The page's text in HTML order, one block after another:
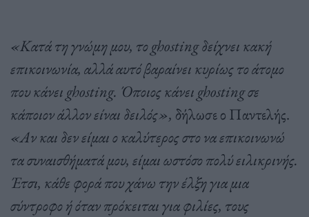
«Κατά τη γνώμη μου, το ghosting δείχνει κακή
επικοινωνία, αλλά αυτό βαραίνει κυρίως το άτομο
που κάνει ghosting. Όποιος κάνει ghosting σε
κάποιον άλλον είναι δειλός», δήλωσε ο Παντελής.
«Αν και δεν είμαι ο καλύτερος στο να επικοινωνώ
τα συναισθήματά μου, είμαι ωστόσο πολύ ειλικρινής.
Έτσι, κάθε φορά που χάνω την έλξη για μια
σύντροφο ή όταν πρόκειται για φιλίες, τους